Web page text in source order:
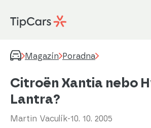
Magazín Poradna
Citroën Xantia nebo
Lantra?
Martin Vaculík-10. 10. 2005